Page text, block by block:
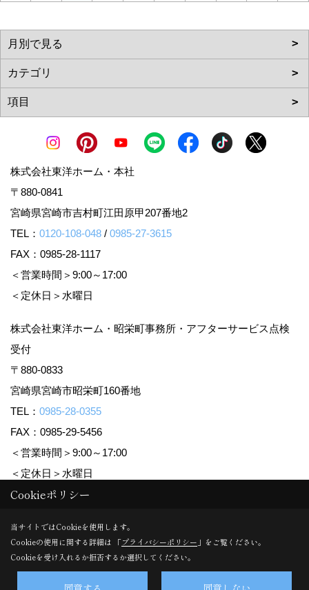
株式会社東洋ホーム・本社
〒880-0841
宮崎県宮崎市吉村町江田原甲207番地2
TEL： 0120-108-048 / 0985-27-3615
FAX：0985-28-1117
＜営業時間＞9:00～17:00
＜定休日＞水曜日
株式会社東洋ホーム・昭栄町事務所・アフターサービス点検
受付
〒880-0833
宮崎県宮崎市昭栄町160番地
TEL： 0985-28-0355
FAX：0985-29-5456
＜営業時間＞9:00～17:00
＜定休日＞水曜日
Copyright (c) TOYO HOME Co., Ltd. All Rights Reserved.
Produced byゴデスクリエイト
Cookieポリシー
当サイトではCookieを使用します。
Cookieの使用に関する詳細は 「プライバシーポリシー 」をご覧ください。
Cookieを受け入れるか拒否するか選択してください。